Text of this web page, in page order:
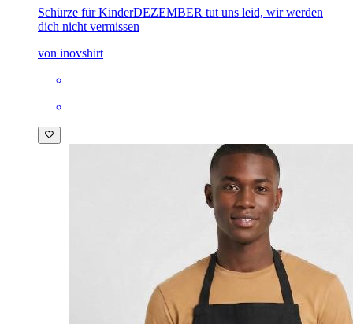
Schürze für KinderDEZEMBER tut uns leid, wir werden
dich nicht vermissen
von inovshirt